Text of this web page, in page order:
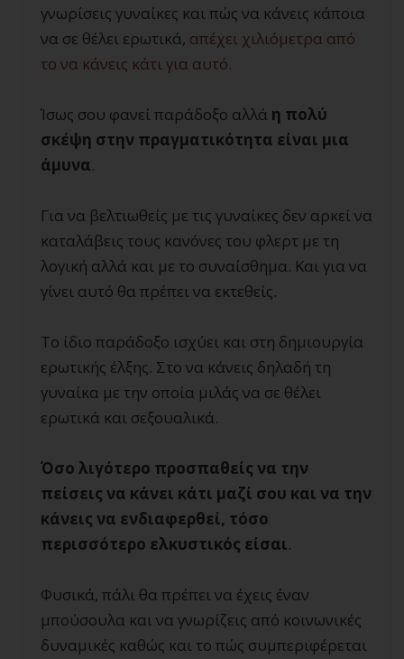
γνωρίσεις γυναίκες και πώς να κάνεις κάποια
να σε θέλει ερωτικά, απέχει χιλιόμετρα από
το να κάνεις κάτι για αυτό.
Ίσως σου φανεί παράδοξο αλλά η πολύ
σκέψη στην πραγματικότητα είναι μια
άμυνα.
Για να βελτιωθείς με τις γυναίκες δεν αρκεί να
καταλάβεις τους κανόνες του φλερτ με τη
λογική αλλά και με το συναίσθημα. Και για να
γίνει αυτό θα πρέπει να εκτεθείς.
Το ίδιο παράδοξο ισχύει και στη δημιουργία
ερωτικής έλξης. Στο να κάνεις δηλαδή τη
γυναίκα με την οποία μιλάς να σε θέλει
ερωτικά και σεξουαλικά.
Όσο λιγότερο προσπαθείς να την
πείσεις να κάνει κάτι μαζί σου και να την
κάνεις να ενδιαφερθεί, τόσο
περισσότερο ελκυστικός είσαι.
Φυσικά, πάλι θα πρέπει να έχεις έναν
μπούσουλα και να γνωρίζεις από κοινωνικές
δυναμικές καθώς και το πώς συμπεριφέρεται